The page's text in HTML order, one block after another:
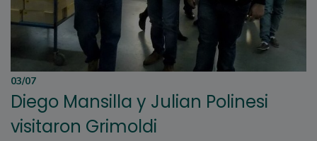
03/07
Diego Mansilla y Julian Polinesi
visitaron Grimoldi